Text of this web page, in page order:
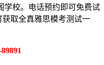
学校。电话预约即可免费试
取全真雅思模考测试一